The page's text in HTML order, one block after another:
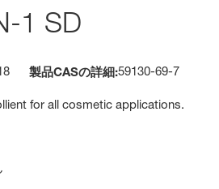
1 SD
製品CASの詳細:59130-69-7
for all cosmetic applications.